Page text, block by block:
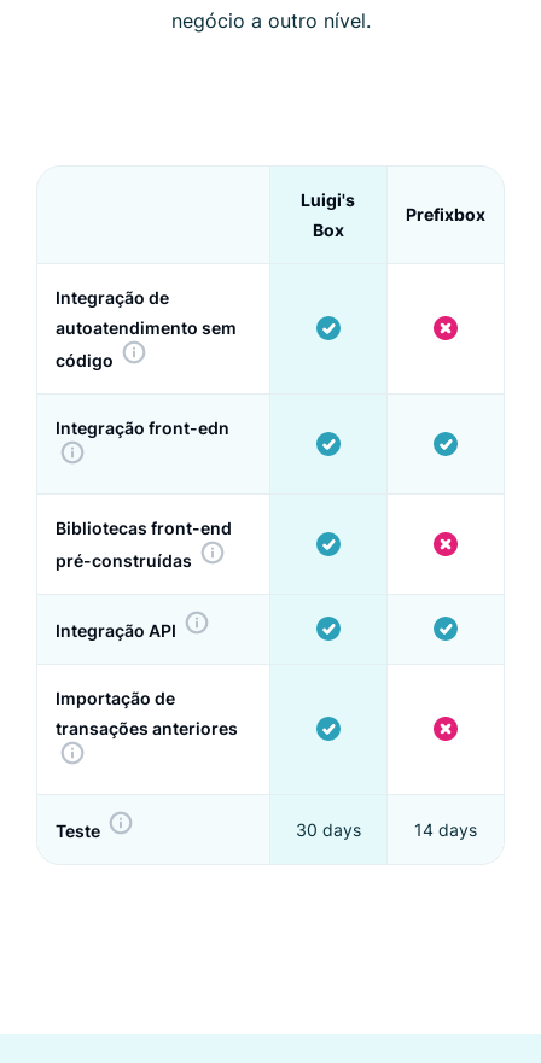
negócio a outro nível.
Luigi's
Box
Prefixbox
Integração de
autoatendimento sem
código
Integração front-edn
Bibliotecas front-end
pré-construídas
Integração API
Importação de
transações anteriores
Teste 30 days 14 days